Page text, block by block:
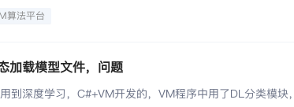
算法平台
加载模型文件，问题
度学习，C#+VM开发的，VM程序中用了DL分类模块